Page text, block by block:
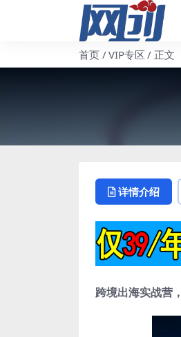
首页 VIP专区 正文
详情介绍
跨境出海实战营